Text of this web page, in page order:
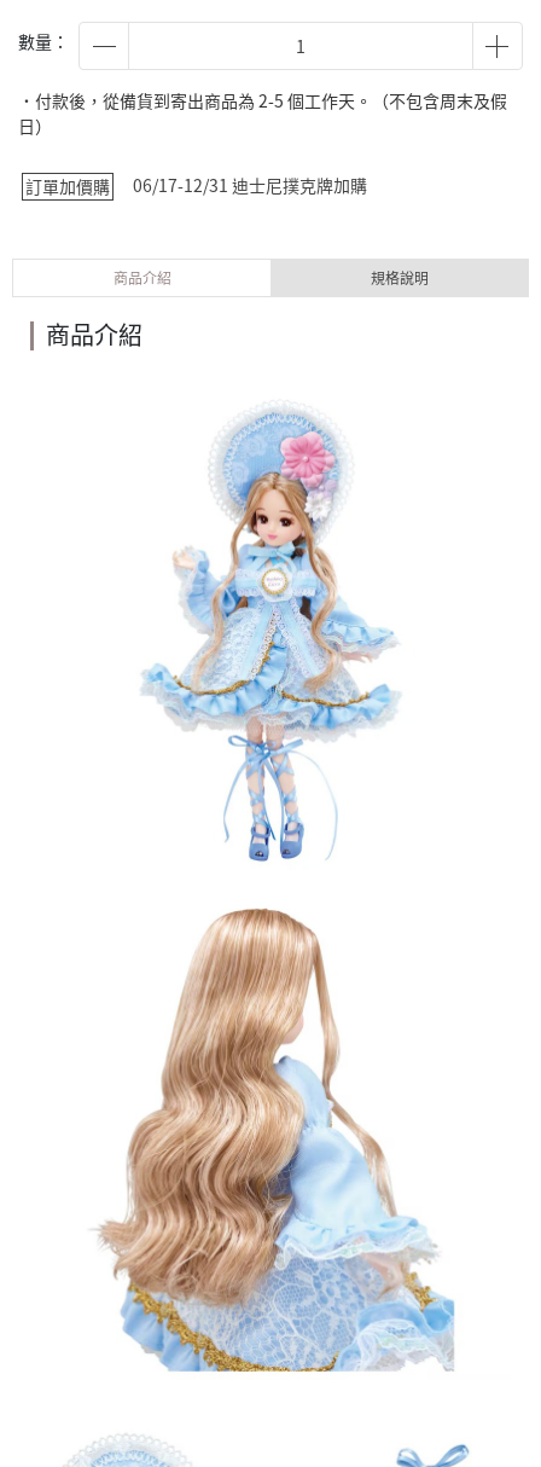
數量：
˙付款後，從備貨到寄出商品為 2-5 個工作天。（不包含周末及假
日）
訂單加價購 06/17-12/31 迪士尼撲克牌加購
商品介紹 規格說明
商品介紹